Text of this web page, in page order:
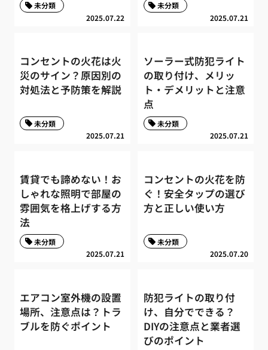
2025.07.22
未分類
2025.07.21
未分類
コンセントの火花は火
災のサイン？原因別の
対処法と予防策を解説
2025.07.21
未分類
ソーラー式防犯ライト
の取り付け、メリッ
ト・デメリットと注意
点
2025.07.21
未分類
賃貸でも諦めない！お
しゃれな照明で部屋の
雰囲気を格上げする方
法
2025.07.21
未分類
コンセントの火花を防
ぐ！安全タップの選び
方と正しい使い方
2025.07.20
未分類
エアコン室外機の設置
場所、注意点は？トラ
ブルを防ぐポイント
防犯ライトの取り付
け、自分でできる？
DIYの注意点と業者選
びのポイント